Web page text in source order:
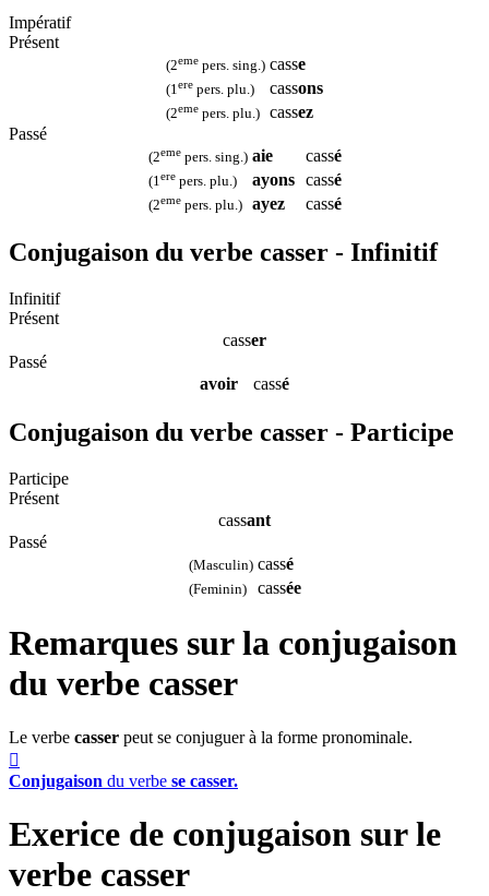
Impératif
Présent
(2eme pers. sing.) casse
(1ere pers. plu.) cassons
(2eme pers. plu.) cassez
Passé
(2emepers. sing.) aie cassé
(1erepers. plu.) ayons cassé
(2emepers. plu.) ayez cassé
Conjugaison du verbe casser - Infinitif
Infinitif
Présent
casser
Passé
avoir
cassé
Conjugaison du verbe casser - Participe
Participe
Présent
cassant
Passé
(Masculin) cassé
(Feminin) cassée
Remarques sur la conjugaison
du verbe casser
Le verbe casser peut se conjuguer à la forme pronominale.

Conjugaison du verbe se casser.
Exerice de conjugaison sur le
verbe casser